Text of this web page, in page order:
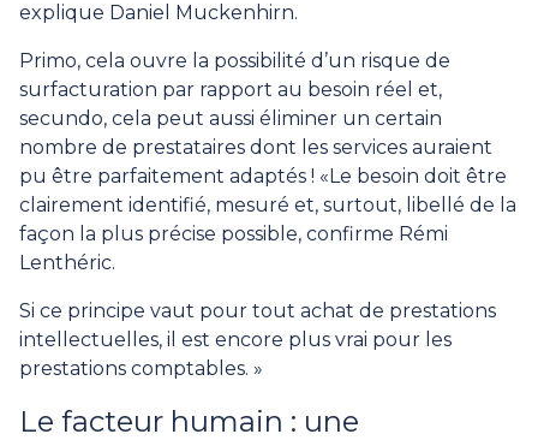
explique Daniel Muckenhirn.
Primo, cela ouvre la possibilité d’un risque de
surfacturation par rapport au besoin réel et,
secundo, cela peut aussi éliminer un certain
nombre de prestataires dont les services auraient
pu être parfaitement adaptés ! «Le besoin doit être
clairement identifié, mesuré et, surtout, libellé de la
façon la plus précise possible, confirme Rémi
Lenthéric.
Si ce principe vaut pour tout achat de prestations
intellectuelles, il est encore plus vrai pour les
prestations comptables. »
Le facteur humain : une